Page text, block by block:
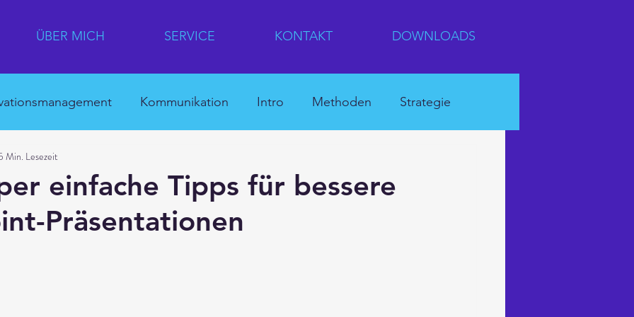
ÜBER MICH SERVICE KONTAKT DOWNLOADS
Kommunikation Intro Methoden Strategie
HR Japanische Innovationslandkarte
einfache Tipps für bessere
Präsentationen
Min. Lesezeit